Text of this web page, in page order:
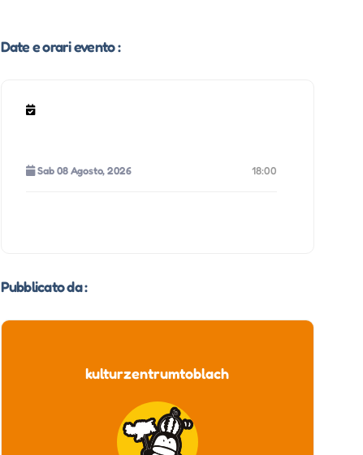
Date e orari evento :
Sab 08 Agosto, 2026 18:00
Pubblicato da :
kulturzentrumtoblach